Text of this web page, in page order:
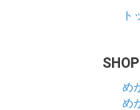
ト
SHOP
め
め